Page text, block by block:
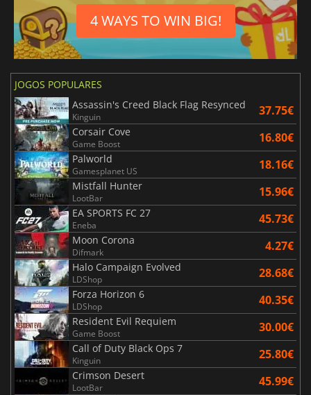
4 WAYS TO WIN BIG!
JOGOS POPULARES
Assassin's Creed Black Flag Resynced
Kinguin 37.75€
Corsair Cove
Game Boost 16.80€
Palworld
Gamesplanet US 18.16€
Mistfall Hunter
LootBar 15.96€
EA SPORTS FC 27
Eneba 45.73€
Moon Corona
Difmark 4.27€
Halo Campaign Evolved
LDShop 28.68€
Forza Horizon 6
LDShop 40.35€
Resident Evil Requiem
Game Boost 30.00€
Call of Duty Black Ops 7
Kinguin 25.80€
Crimson Desert
LootBar 45.99€